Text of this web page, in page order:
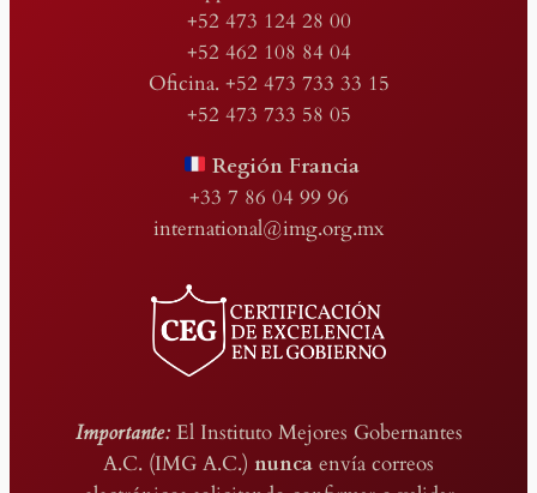
+52 473 124 28 00
+52 462 108 84 04
Oficina. +52 473 733 33 15
+52 473 733 58 05
Región Francia
+33 7 86 04 99 96
international@img.org.mx
Importante:El Instituto Mejores Gobernantes
A.C. (IMG A.C.) nunca envía correos